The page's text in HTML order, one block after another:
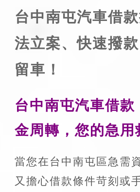
台中南屯汽車借
法立案、快速撥
留車！
台中南屯汽車借款
金周轉，您的急用
當您在台中南屯區急需
又擔心借款條件苛刻或